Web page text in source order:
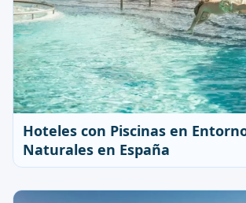
Hoteles con Piscinas en
Naturales en España